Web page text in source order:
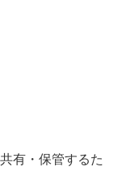
有・保管するた